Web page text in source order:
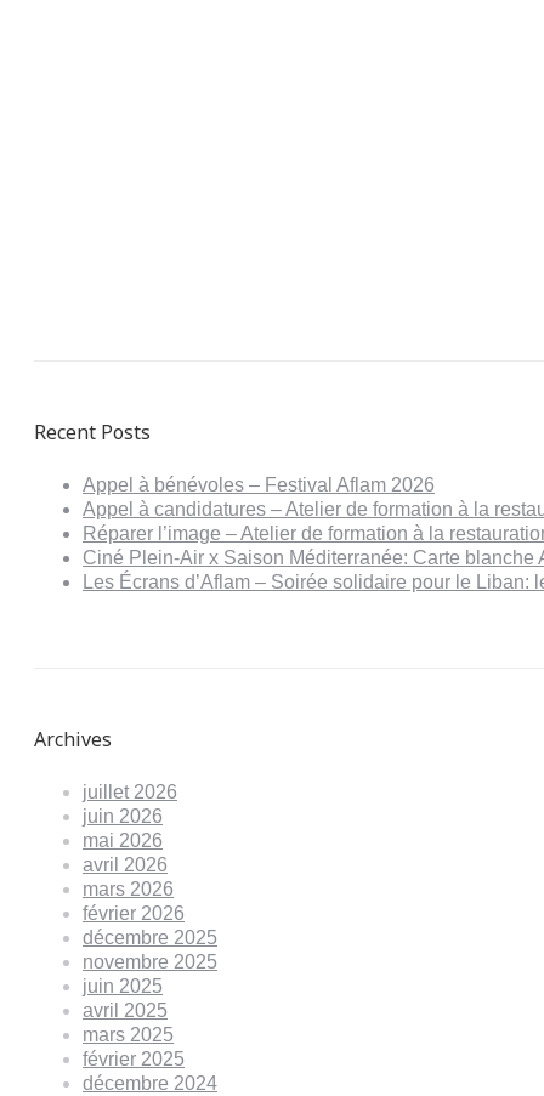
Recent Posts
Appel à bénévoles – Festival Aflam 2026
Appel à candidatures – Atelier de formation à la
Réparer l’image – Atelier de formation à la
Ciné Plein-Air x Saison Méditerranée: Carte blanche
Les Écrans d’Aflam – Soirée solidaire pour le
Archives
juillet 2026
juin 2026
mai 2026
avril 2026
mars 2026
février 2026
décembre 2025
novembre 2025
juin 2025
avril 2025
mars 2025
février 2025
décembre 2024